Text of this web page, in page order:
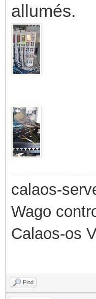
allumés.
calaos-
Wago
Calaos-os
Find